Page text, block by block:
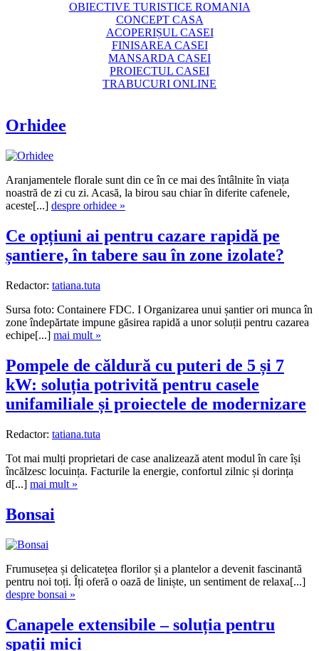
OBIECTIVE TURISTICE ROMANIA
CONCEPT CASA
ACOPERIȘUL CASEI
FINISAREA CASEI
MANSARDA CASEI
PROIECTUL CASEI
TRABUCURI ONLINE
Orhidee
Aranjamentele florale sunt din ce în ce mai des întâlnite în viața
noastră de zi cu zi. Acasă, la birou sau chiar în diferite cafenele,
aceste[...] despre orhidee »
Ce opțiuni ai pentru cazare rapidă pe
șantiere, în tabere sau în zone izolate?
Redactor: tatiana.tuta
Sursa foto: Containere FDC. I Organizarea unui șantier ori munca în
zone îndepărtate impune găsirea rapidă a unor soluții pentru cazarea
echipe[...] mai mult »
Pompele de căldură cu puteri de 5 și 7
kW: soluția potrivită pentru casele
unifamiliale și proiectele de modernizare
Redactor: tatiana.tuta
Tot mai mulți proprietari de case analizează atent modul în care își
încălzesc locuința. Facturile la energie, confortul zilnic și dorința
d[...] mai mult »
Bonsai
Frumusețea și delicatețea florilor și a plantelor a devenit fascinantă
pentru noi toți. Îți oferă o oază de liniște, un sentiment de relaxa[...]
despre bonsai »
Canapele extensibile – soluția pentru
spații mici